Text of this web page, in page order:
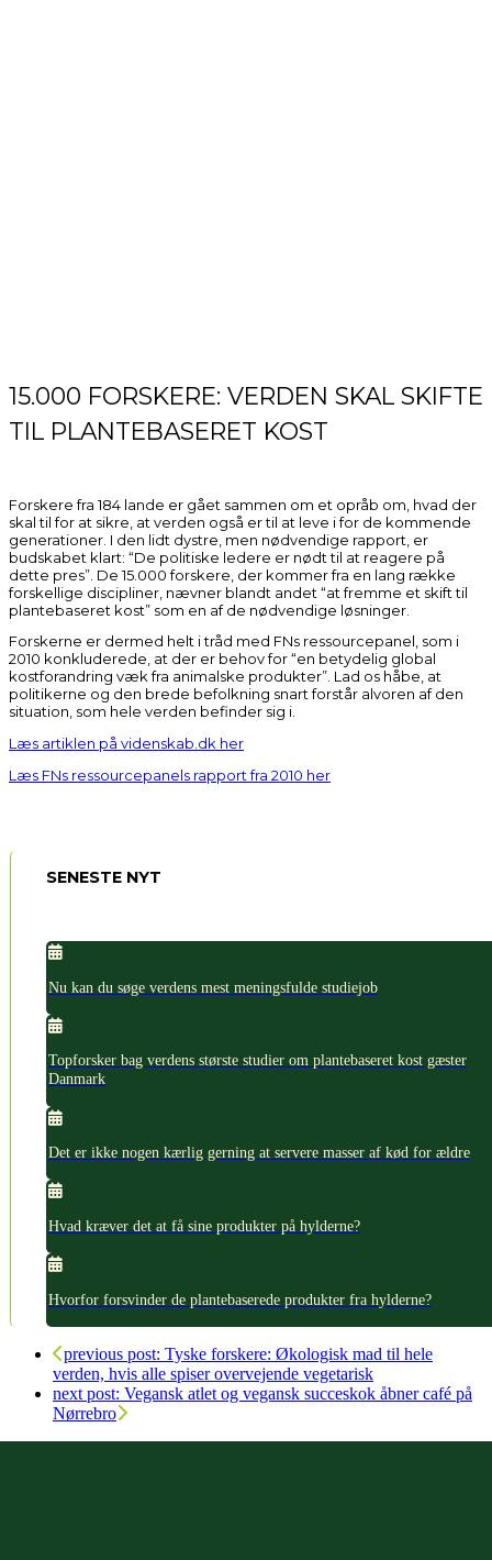
15.000 FORSKERE: VERDEN SKAL SKIFTE
TIL PLANTEBASERET KOST
Forskere fra 184 lande er gået sammen om et opråb om, hvad der
skal til for at sikre, at verden også er til at leve i for de kommende
generationer. I den lidt dystre, men nødvendige rapport, er
budskabet klart: “De politiske ledere er nødt til at reagere på
dette pres”. De 15.000 forskere, der kommer fra en lang række
forskellige discipliner, nævner blandt andet “at fremme et skift til
plantebaseret kost” som en af de nødvendige løsninger.
Forskerne er dermed helt i tråd med FNs ressourcepanel, som i
2010 konkluderede, at der er behov for “en betydelig global
kostforandring væk fra animalske produkter”. Lad os håbe, at
politikerne og den brede befolkning snart forstår alvoren af den
situation, som hele verden befinder sig i.
Læs artiklen på videnskab.dk her
Læs FNs ressourcepanels rapport fra 2010 her
SENESTE NYT
Nu kan du søge verdens mest meningsfulde studiejob
Topforsker bag verdens største studier om plantebaseret kost gæster
Danmark
Det er ikke nogen kærlig gerning at servere masser af kød for ældre
Hvad kræver det at få sine produkter på hylderne?
Hvorfor forsvinder de plantebaserede produkter fra hylderne?
previous post: Tyske forskere: Økologisk mad til hele
verden, hvis alle spiser overvejende vegetarisk
next post: Vegansk atlet og vegansk succeskok åbner café på
Nørrebro